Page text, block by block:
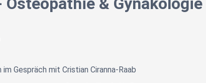
im Gespräch mit Cristian Ciranna-Raab